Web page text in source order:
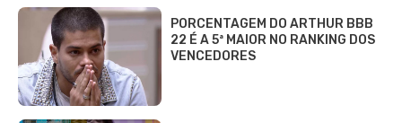
PORCENTAGEM DO ARTHUR BBB
22 É A 5ª MAIOR NO RANKING DOS
VENCEDORES